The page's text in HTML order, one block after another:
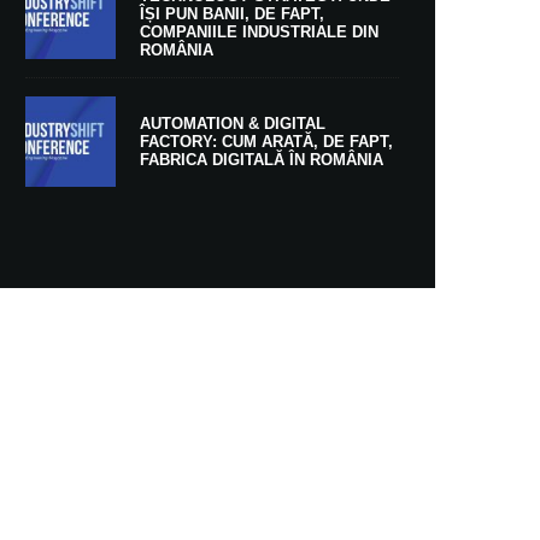
ÎȘI PUN BANII, DE FAPT,
COMPANIILE INDUSTRIALE DIN
ROMÂNIA
AUTOMATION & DIGITAL
FACTORY: CUM ARATĂ, DE FAPT,
FABRICA DIGITALĂ ÎN ROMÂNIA